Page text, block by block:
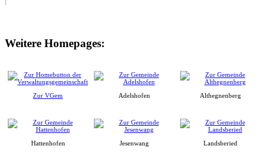
Weitere Homepages:
Zur VGem Adelshofen Althegnenberg
Hattenhofen Jesenwang Landsberied